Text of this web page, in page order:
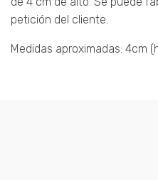
petición del cliente.
Medidas aproximadas: 4cm